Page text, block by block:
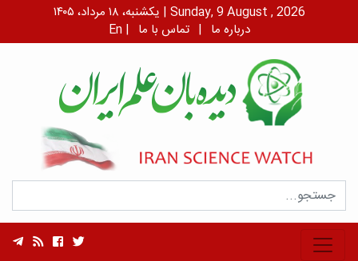
یکشنبه، ۱۸ مرداد، ۱۴۰۵ | Sunday, 9 August , 2026
En | درباره ما | تماس با ما